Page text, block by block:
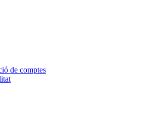
de comptes